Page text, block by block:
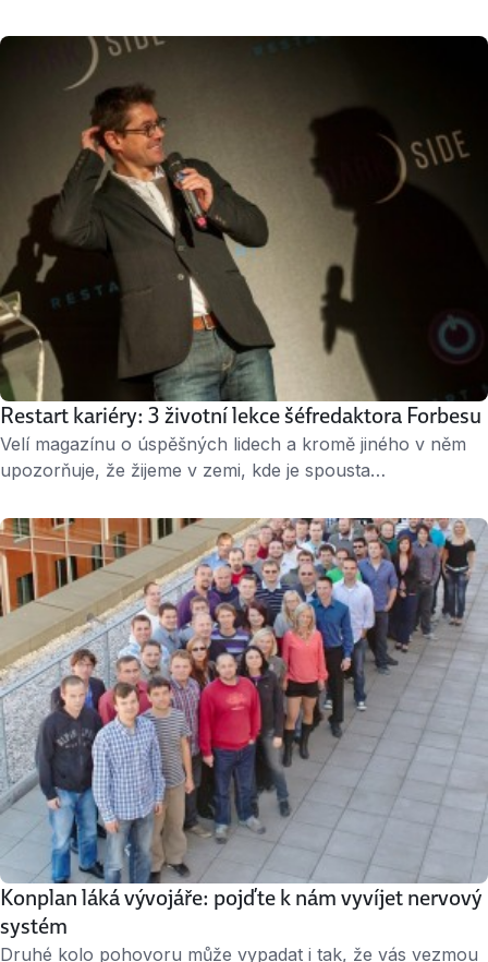
předních českých technologických firem a hned potom
zjistěte, čím odsuzujete své CV k vyhození do koše. Když
vám firma po měsíci odpoví, nezabijte své šance už první
Restart kariéry: 3 životní lekce šéfredaktora Forbesu
Velí magazínu o úspěšných lidech a kromě jiného v něm
upozorňuje, že žijeme v zemi, kde je spousta
Česko posunují dopředu. Tu a tam otiskne i příběh prohry,
která předznamenala kolosální úspěch. „Když máte vše
pod kontrolou, jedete pravděpodobně příliš pomalu,“ zní
oblíbené motto Petra Šimůnka, šéfredaktora českého
Forbesu. …
Konplan láká vývojáře: pojďte k nám vyvíjet nervový
systém
Druhé kolo pohovoru může vypadat i tak, že vás vezmou